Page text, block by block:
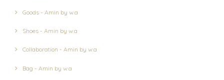
Goods - Amin by w.a
Shoes - Amin by w.a
Collaboration - Amin by w.a
Bag - Amin by w.a